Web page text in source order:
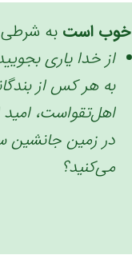
خوب است به
از خدا یاری
به هر کس از
اهل‌تقواست،
در زمین جانشین
می‌کنید؟